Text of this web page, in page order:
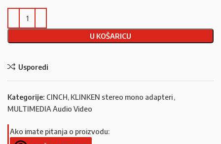
U KOŠARICU
Usporedi
Kategorije: CINCH, KLINKEN stereo mono adapteri,
MULTIMEDIA Audio Video
Ako imate pitanja o proizvodu: